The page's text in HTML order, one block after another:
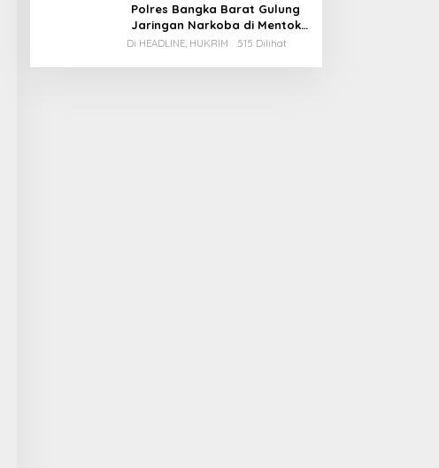
Polres Bangka Barat Gulung
Jaringan Narkoba di Mentok,
2 Pemain Besar Diamankan, 1
Di HEADLINE, HUKRIM 515 Dilihat